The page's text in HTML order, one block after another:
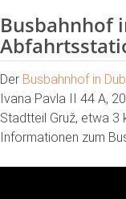
Busbahnhof
Der Busbahnhof in
Ivana Pavla II 44 A,
Stadtteil Gruž, etwa 3
Informationen zum